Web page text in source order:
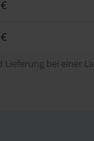
bei einer